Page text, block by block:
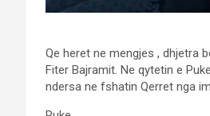
Qe heret ne mengjes , dhjetra
Fiter Bajramit. Ne qytetin e
ndersa ne fshatin Qerret nga